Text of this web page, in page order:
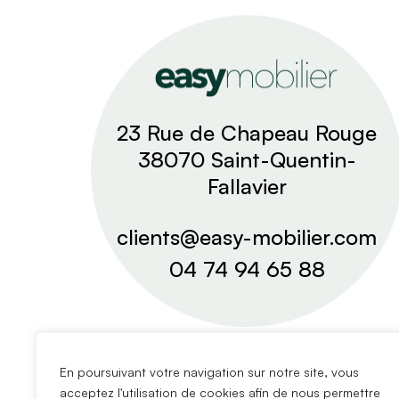
En poursuivant votre navigation sur notre site, vous
acceptez l'utilisation de cookies afin de nous permettre
23 Rue de Chapeau Rouge
38070 Saint-Quentin-
Fallavier
clients@easy-mobilier.com
04 74 94 65 88